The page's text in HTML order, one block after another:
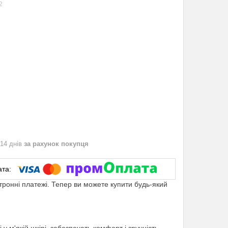
днів за рахунок покупця
платежі. Тепер ви можете купити будь-який